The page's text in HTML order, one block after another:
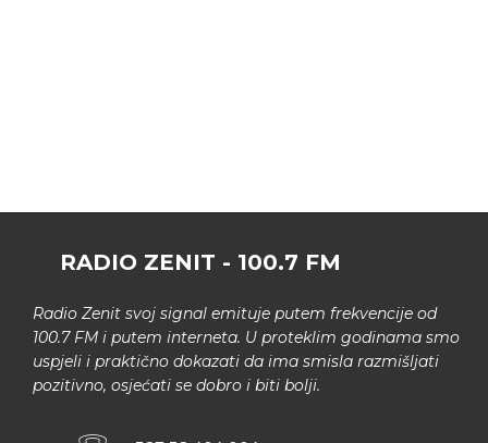
RADIO ZENIT - 100.7 FM
Radio Zenit svoj signal emituje putem frekvencije od
100.7 FM i putem interneta. U proteklim godinama smo
uspjeli i praktično dokazati da ima smisla razmišljati
pozitivno, osjećati se dobro i biti bolji.